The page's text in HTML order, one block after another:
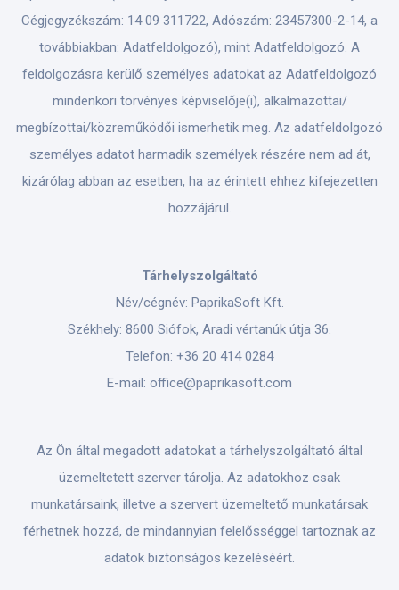
Cégjegyzékszám: 14 09 311722, Adószám: 23457300-2-14, a
továbbiakban: Adatfeldolgozó), mint Adatfeldolgozó. A
feldolgozásra kerülő személyes adatokat az Adatfeldolgozó
mindenkori törvényes képviselője(i), alkalmazottai/
megbízottai/közreműködői ismerhetik meg. Az adatfeldolgozó
személyes adatot harmadik személyek részére nem ad át,
kizárólag abban az esetben, ha az érintett ehhez kifejezetten
hozzájárul.
Tárhelyszolgáltató
Név/cégnév: PaprikaSoft Kft.
Székhely: 8600 Siófok, Aradi vértanúk útja 36.
Telefon: +36 20 414 0284
E-mail: office@paprikasoft.com
Az Ön által megadott adatokat a tárhelyszolgáltató által
üzemeltetett szerver tárolja. Az adatokhoz csak
munkatársaink, illetve a szervert üzemeltető munkatársak
férhetnek hozzá, de mindannyian felelősséggel tartoznak az
adatok biztonságos kezeléséért.